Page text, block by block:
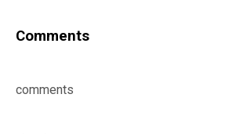
Comments
comments